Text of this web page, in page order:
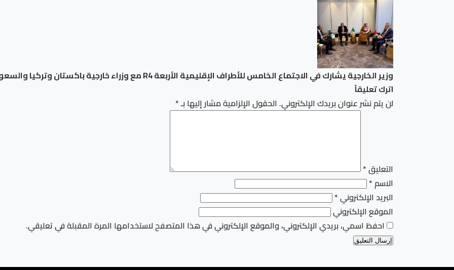
وزير الخارجية يشارك في الاجتماع الخامس للأطراف الإقليمية الأربعة R4 مع وزراء خارجية باكستان وتركيا والسعودية
اترك تعليقاً
لن يتم نشر عنوان بريدك الإلكتروني. الحقول الإلزامية مشار إليها بـ*
التعليق*
الاسم*
البريد الإلكتروني*
الموقع الإلكتروني
احفظ اسمي، بريدي الإلكتروني، والموقع الإلكتروني في هذا المتصفح لاستخدامها المرة المقبلة في تعليقي.